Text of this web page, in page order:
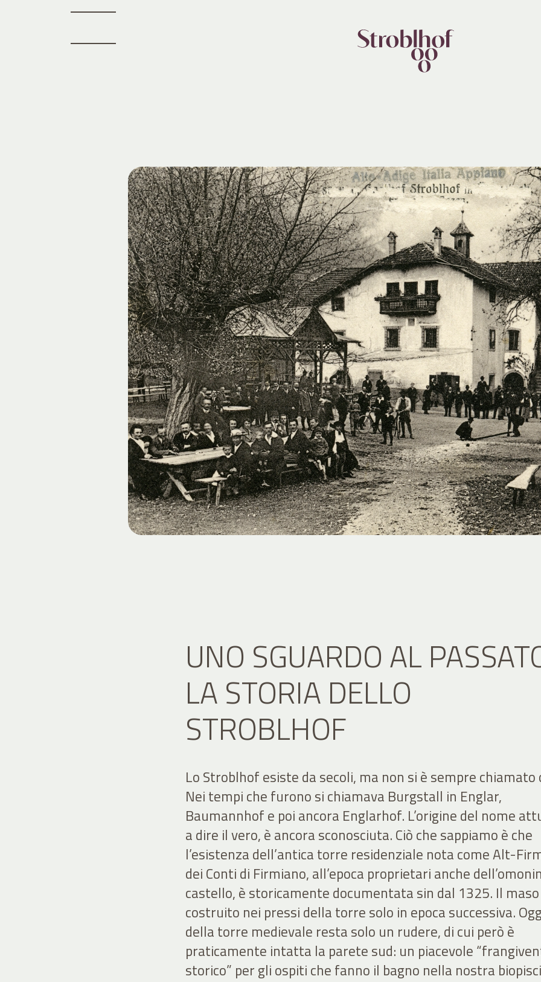
UNO SGUARDO AL
LA STORIA DELLO
STROBLHOF
Lo Stroblhof esiste da secoli, ma non si è sempre chiamato
Nei tempi che furono si chiamava Burgstall in Englar,
Baumannhof e poi ancora Englarhof. L’origine del nome
a dire il vero, è ancora sconosciuta. Ciò che sappiamo è che
l’esistenza dell’antica torre residenziale nota come Alt-
dei Conti di Firmiano, all’epoca proprietari anche
castello, è storicamente documentata sin dal 1325. Il
costruito nei pressi della torre solo in epoca successiva.
della torre medievale resta solo un rudere, di cui però è
praticamente intatta la parete sud: un piacevole
storico” per gli ospiti che fanno il bagno nella nostra